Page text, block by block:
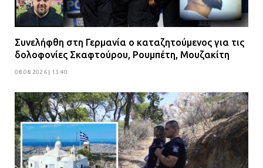
08.07.2026 | 16:24
Ο δήμαρχος Μάνδρας δώρισε όλους
τους μισθούς του 2025 στο Θριάσιο
08.07.2026 | 15:02
Συνελήφθη στη Γερμανία ο καταζητούμενος για τις
δολοφονίες Σκαφτούρου, Ρουμπέτη, Μουζακίτη
08.08.2026 | 13:40